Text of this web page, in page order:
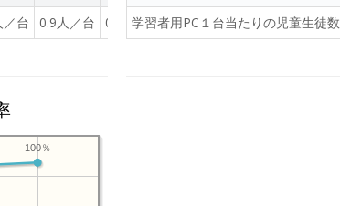
／台 0.9人／台 0.8人／台 0.8人／台
学習者用PC１台当たりの児童生徒数
100％